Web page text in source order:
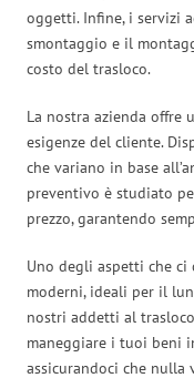
oggetti. Infine, i servizi
smontaggio e il
costo del trasloco.
La nostra azienda offre
esigenze del cliente.
che variano in base
preventivo è studiato
prezzo, garantendo
Uno degli aspetti che
moderni, ideali per il
nostri addetti al
maneggiare i tuoi beni
assicurandoci che